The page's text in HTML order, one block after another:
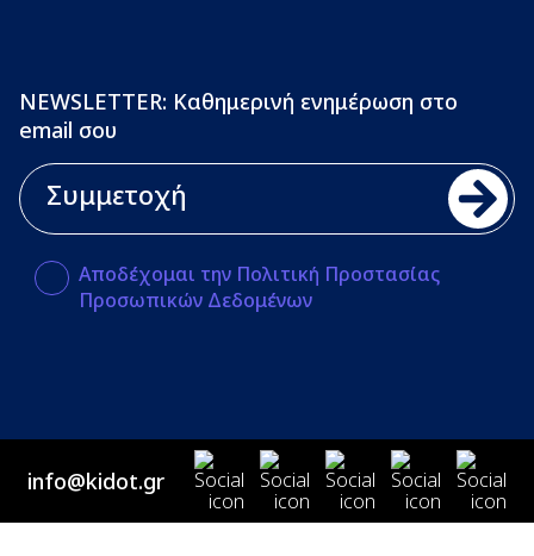
NEWSLETTER: Καθημερινή ενημέρωση στο
email σου
Αποδέχομαι την Πολιτική Προστασίας
Προσωπικών Δεδομένων
info@kidot.gr